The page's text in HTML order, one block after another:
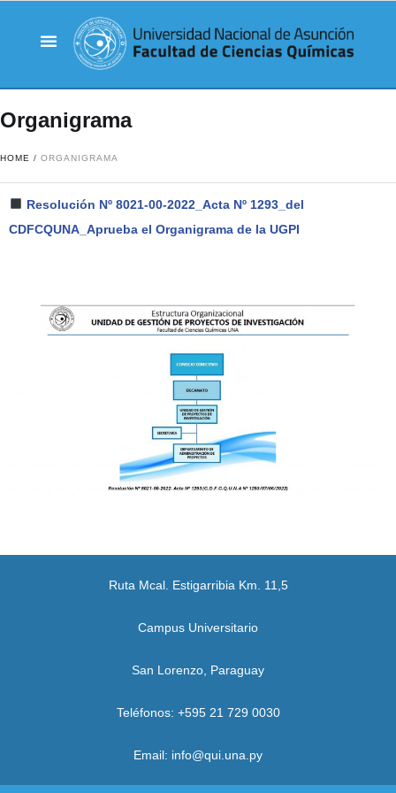
Organigrama
HOME / ORGANIGRAMA
Resolución Nº 8021-00-2022_Acta Nº 1293_del
CDFCQUNA_Aprueba el Organigrama de la UGPI
Ruta Mcal. Estigarribia Km. 11,5
Campus Universitario
San Lorenzo, Paraguay
Teléfonos: +595 21 729 0030
Email: info@qui.una.py